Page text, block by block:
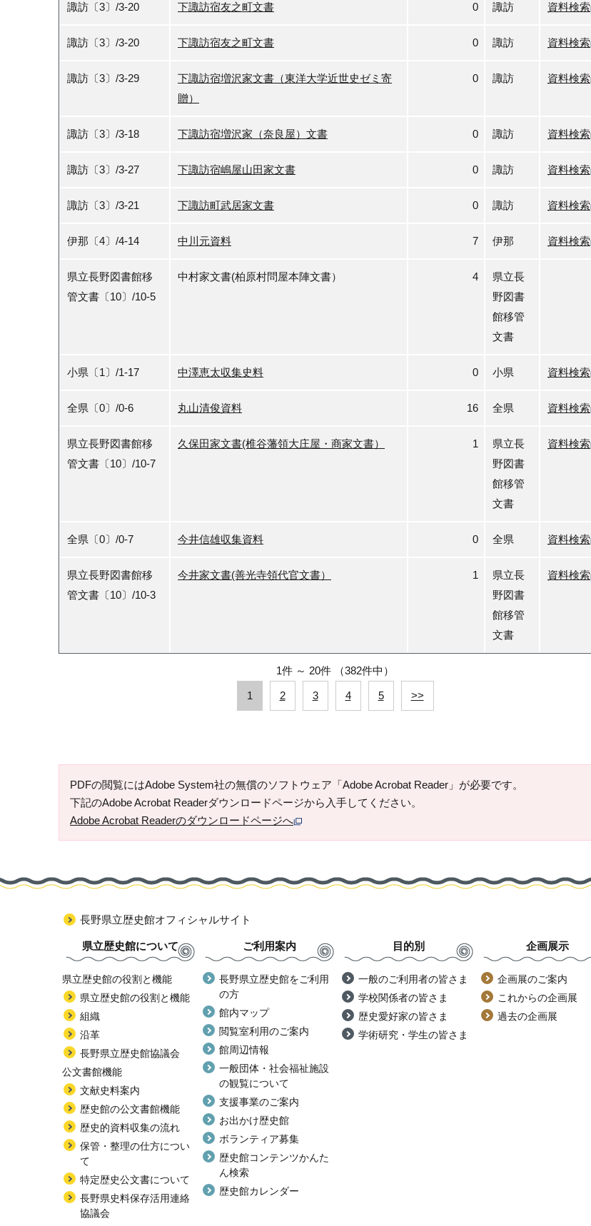
諏訪〔3〕/3-20 下諏訪宿友之町文書 0 諏訪 資料検索
諏訪〔3〕/3-20 下諏訪宿友之町文書 0 諏訪 資料検索
諏訪〔3〕/3-29
下諏訪宿増沢家文書（東洋大学近世史ゼミ寄
贈）
0 諏訪 資料検索
諏訪〔3〕/3-18 下諏訪宿増沢家（奈良屋）文書 0 諏訪 資料検索
諏訪〔3〕/3-27 下諏訪宿嶋屋山田家文書 0 諏訪 資料検索
諏訪〔3〕/3-21 下諏訪町武居家文書 0 諏訪 資料検索
伊那〔4〕/4-14 中川元資料 7 伊那 資料検索
県立長野図書館移
管文書〔10〕/10-5
中村家文書(柏原村問屋本陣文書） 4
県立長
野図書
館移管
文書
小県〔1〕/1-17 中澤恵太収集史料 0 小県 資料検索
全県〔0〕/0-6 丸山清俊資料 16 全県 資料検索
県立長野図書館移
管文書〔10〕/10-7
久保田家文書(椎谷藩領大庄屋・商家文書） 1
県立長
野図書
館移管
文書
資料検索
全県〔0〕/0-7 今井信雄収集資料 0 全県 資料検索
県立長野図書館移
管文書〔10〕/10-3
今井家文書(善光寺領代官文書） 1
県立長
野図書
館移管
文書
資料検索
1件 ～ 20件 （382件中）
1 2 3 4 5 >>
PDFの閲覧にはAdobe System社の無償のソフトウェア「Adobe Acrobat Reader」が必要です。
下記のAdobe Acrobat Readerダウンロードページから入手してください。
Adobe Acrobat Readerのダウンロードページへ
長野県立歴史館オフィシャルサイト
県立歴史館について
県立歴史館の役割と機能
県立歴史館の役割と機能
組織
沿革
長野県立歴史館協議会
公文書館機能
文献史料案内
歴史館の公文書館機能
歴史的資料収集の流れ
保管・整理の仕方につい
て
特定歴史公文書について
長野県史料保存活用連絡
協議会
ご利用案内
長野県立歴史館をご利用
の方
館内マップ
閲覧室利用のご案内
館周辺情報
一般団体・社会福祉施設
の観覧について
支援事業のご案内
お出かけ歴史館
ボランティア募集
歴史館コンテンツかんた
ん検索
歴史館カレンダー
目的別
一般のご利用者の皆さま
学校関係者の皆さま
歴史愛好家の皆さま
学術研究・学生の皆さま
企画展示
企画展のご案内
これからの企画展
過去の企画展